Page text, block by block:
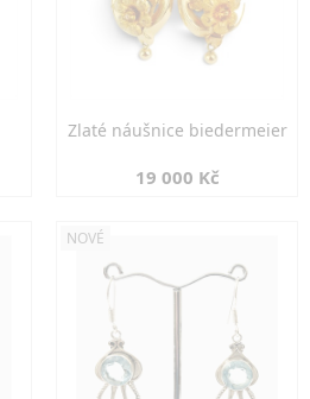
Zlaté náušnice biedermeier
19 000 Kč
NOVÉ